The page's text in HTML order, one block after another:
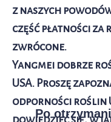
z naszych
część płatności
zwrócone.
Yangmei dobrze
USA. Proszę
odporności roślin
dowiedzieć się, w
Po